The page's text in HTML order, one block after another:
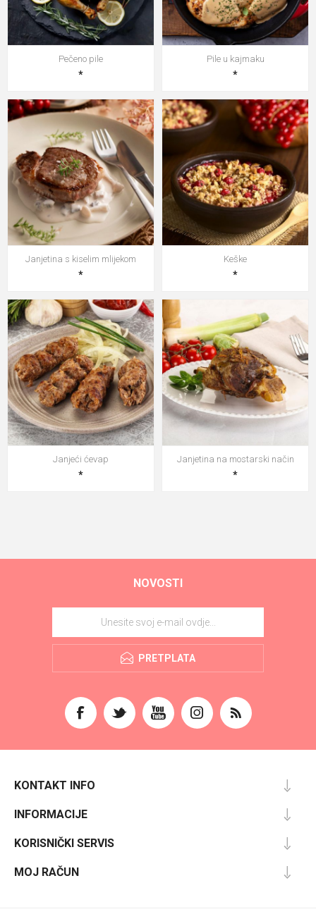
Pečeno pile
*
Pile u kajmaku
*
Janjetina s kiselim mlijekom
*
Keške
*
Janjeći ćevap
*
Janjetina na mostarski način
*
NOVOSTI
PRETPLATA
KONTAKT INFO
INFORMACIJE
KORISNIČKI SERVIS
MOJ RAČUN